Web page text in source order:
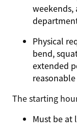
weekends,
Physical
bend,
extended
The starting
Must be at